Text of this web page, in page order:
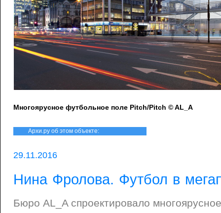
Многоярусное футбольное поле Pitch/Pitch © AL_A
Архи.ру об этом объекте:
29.11.2016
Нина Фролова. Футбол в
Бюро AL_A спроектировало